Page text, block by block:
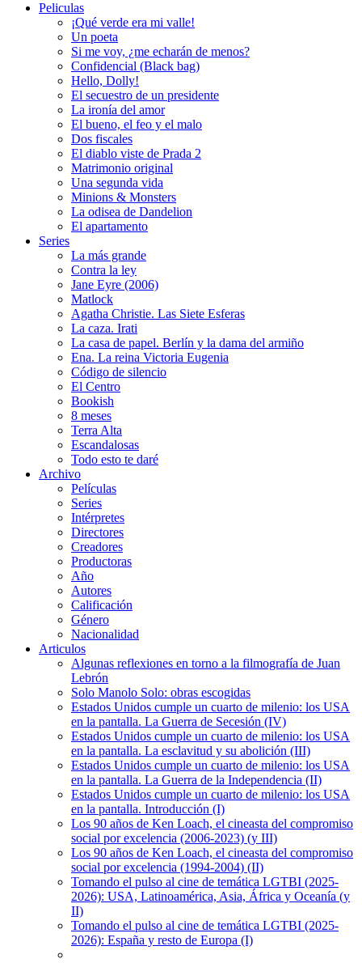
Peliculas
¡Qué verde era mi valle!
Un poeta
Si me voy, ¿me echarán de menos?
Confidencial (Black bag)
Hello, Dolly!
El secuestro de un presidente
La ironía del amor
El bueno, el feo y el malo
Dos fiscales
El diablo viste de Prada 2
Matrimonio original
Una segunda vida
Minions & Monsters
La odisea de Dandelion
El apartamento
Series
La más grande
Contra la ley
Jane Eyre (2006)
Matlock
Agatha Christie. Las Siete Esferas
La caza. Irati
La casa de papel. Berlín y la dama del armiño
Ena. La reina Victoria Eugenia
Código de silencio
El Centro
Bookish
8 meses
Terra Alta
Escandalosas
Todo esto te daré
Archivo
Películas
Series
Intérpretes
Directores
Creadores
Productoras
Año
Autores
Calificación
Género
Nacionalidad
Articulos
Algunas reflexiones en torno a la filmografía de Juan
Lebrón
Solo Manolo Solo: obras escogidas
Estados Unidos cumple un cuarto de milenio: los USA
en la pantalla. La Guerra de Secesión (IV)
Estados Unidos cumple un cuarto de milenio: los USA
en la pantalla. La esclavitud y su abolición (III)
Estados Unidos cumple un cuarto de milenio: los USA
en la pantalla. La Guerra de la Independencia (II)
Estados Unidos cumple un cuarto de milenio: los USA
en la pantalla. Introducción (I)
Los 90 años de Ken Loach, el cineasta del compromiso
social por excelencia (2006-2023) (y III)
Los 90 años de Ken Loach, el cineasta del compromiso
social por excelencia (1994-2004) (II)
Tomando el pulso al cine de temática LGTBI (2025-
2026): USA, Latinoamérica, Asia, África y Oceanía (y
II)
Tomando el pulso al cine de temática LGTBI (2025-
2026): España y resto de Europa (I)